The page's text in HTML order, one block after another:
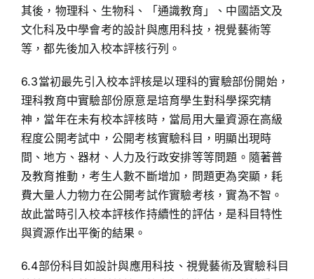
其後，物理科、生物科、「通識教育」、中國語文及
文化科及中學會考的設計與應用科技，視覺藝術等
等，都先後加入校本評核行列。
6.3當初最先引入校本評核是以理科的實驗部份開始，
理科教育中實驗部份原意是培育學生對科學探究精
神，當年在未有校本評核時，當局用大量資源在高級
程度公開考試中，公開考核實驗科目，明顯出現時
間、地方、器材、人力及行政安排等等問題。隨著普
及教育推動，考生人數不斷增加，問題更為突顯，耗
費大量人力物力在公開考試作實驗考核，實為不智。
故此當時引入校本評核作持續性的評估，是科目特性
與資源作出平衡的結果。
6.4部份科目如設計與應用科技、視覺藝術及實驗科目